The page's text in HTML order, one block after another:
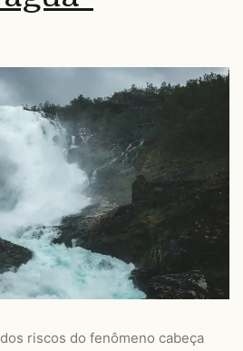
riscos do fenômeno cabeça